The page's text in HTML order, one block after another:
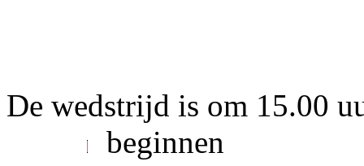
De wedstrijd is om 15.00
beginnen